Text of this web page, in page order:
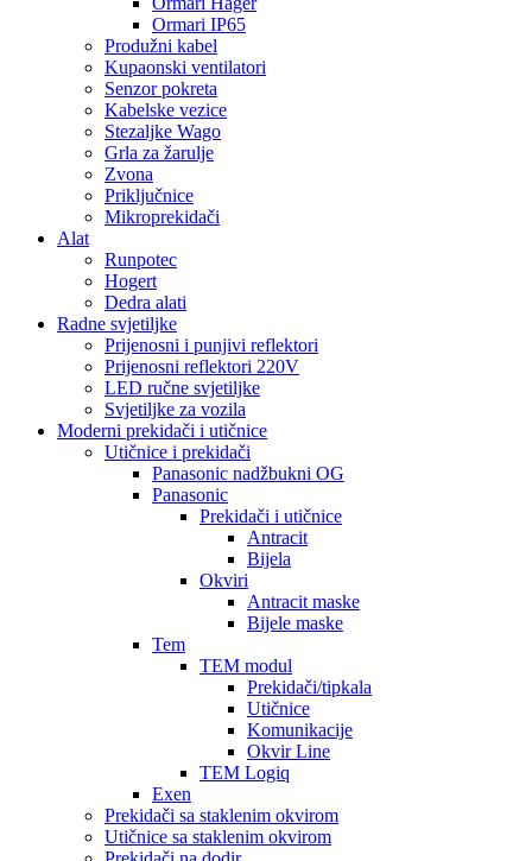
Ormari IP65
Produžni kabel
Kupaonski ventilatori
Senzor pokreta
Kabelske vezice
Stezaljke Wago
Grla za žarulje
Zvona
Priključnice
Mikroprekidači
Alat
Runpotec
Hogert
Dedra alati
Radne svjetiljke
Prijenosni i punjivi reflektori
Prijenosni reflektori 220V
LED ručne svjetiljke
Svjetiljke za vozila
Moderni prekidači i utičnice
Utičnice i prekidači
Panasonic nadžbukni OG
Panasonic
Prekidači i utičnice
Antracit
Bijela
Okviri
Antracit maske
Bijele maske
Tem
TEM modul
Prekidači/tipkala
Utičnice
Komunikacije
Okvir Line
TEM Logiq
Exen
Prekidači sa staklenim okvirom
Utičnice sa staklenim okvirom